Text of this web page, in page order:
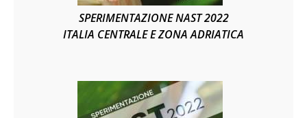
SPERIMENTAZIONE NAST 2022
ITALIA CENTRALE E ZONA ADRIATICA